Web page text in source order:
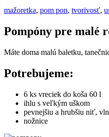
mažoretka, pom pon, tvorivosť,
Pompóny pre malé
Máte doma malú baletku,
Potrebujeme:
6 ks vreciek do koša 60 l
ihlu s veľkým uškom
pevnejšiu a hrubšiu niť,
nožnice